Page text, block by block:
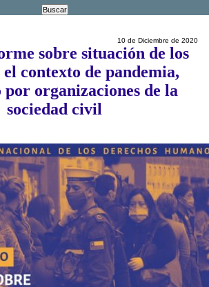
10 de Diciembre de 2020
sobre situación de los
contexto de pandemia,
por organizaciones de la
sociedad civil